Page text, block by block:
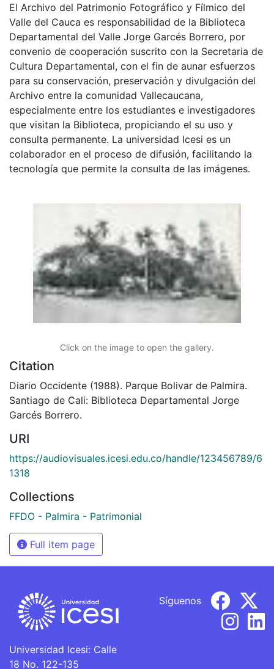
El Archivo del Patrimonio Fotográfico y Fílmico del
Valle del Cauca es responsabilidad de la Biblioteca
Departamental del Valle Jorge Garcés Borrero, por
convenio de cooperación suscrito con la Secretaria de
Cultura Departamental, con el fin de aunar esfuerzos
para su conservación, preservación y divulgación del
Archivo entre la comunidad Vallecaucana,
especialmente entre los estudiantes e investigadores
que visitan la Biblioteca, propiciando el su uso y
consulta permanente. La universidad Icesi es un
colaborador en el proceso de difusión, facilitando la
tecnología que permite la consulta de las imágenes.
Click on the image to open the gallery.
Citation
Diario Occidente (1988). Parque Bolivar de Palmira.
Santiago de Cali: Biblioteca Departamental Jorge
Garcés Borrero.
URI
https://audiovisuales.icesi.edu.co/handle/123456789/6
1318
Collections
FFDO - Palmira - Patrimonial
Full item page
Universidad Icesi: Calle
18 No. 122-135
Síguenos